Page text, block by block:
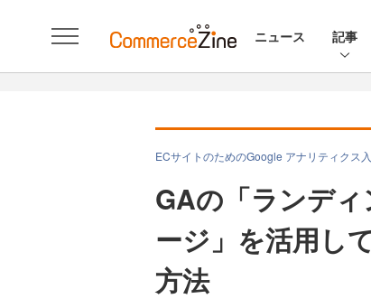
ニュース 記事
ECサイトのためのGoogle アナリティクス
GAの「ランデ
ージ」を活用し
方法